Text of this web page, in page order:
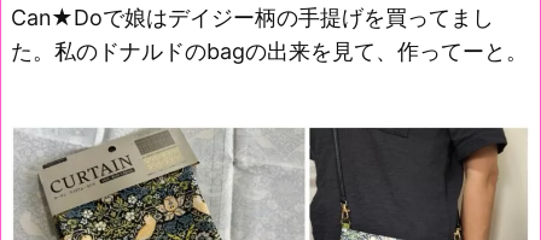
Can★Doで娘はデイジー柄の手提げを買ってまし
た。私のドナルドのbagの出来を見て、作ってーと。